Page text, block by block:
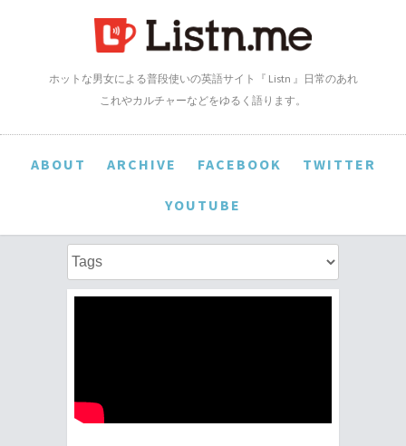
ホットな男女による普段使いの英語サイト『 Listn 』日常のあれ
これやカルチャーなどをゆるく語ります。
ABOUT ARCHIVE FACEBOOK TWITTER
YOUTUBE